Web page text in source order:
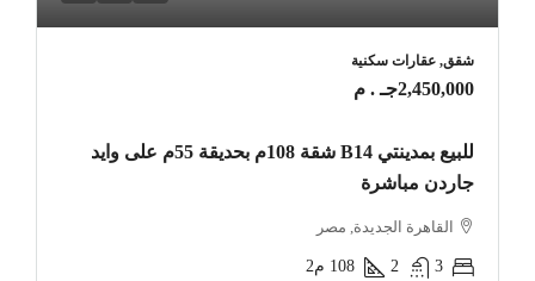
شقق, عقارات سكنية
2,450,000جـ . م
للبيع بمدينتي B14 شقة 108م بحديقة 55م على وايد
جاردن مباشرة
القاهرة الجديدة, مصر
3
2
108 م2